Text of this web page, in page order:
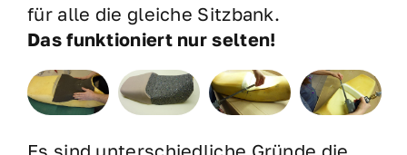
für alle die gleiche Sitzbank.
Das funktioniert nur selten!
Es sind unterschiedliche Gründe die